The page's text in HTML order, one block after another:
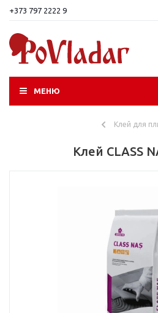
+373 797 2222 9
МЕНЮ
Клей для
Клей CLASS